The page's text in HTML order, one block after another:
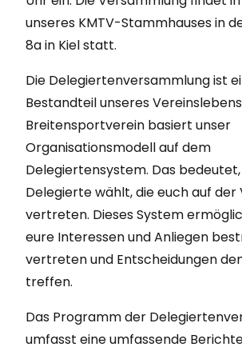
unseres KMTV-Stammhauses in
8a in Kiel statt.
Die Delegiertenversammlung ist
Bestandteil unseres
Breitensportverein basiert unser
Organisationsmodell auf dem
Delegiertensystem. Das
Delegierte wählt, die euch auf
vertreten. Dieses System
eure Interessen und Anliegen
vertreten und Entscheidungen
treffen.
Das Programm der
umfasst eine umfassende